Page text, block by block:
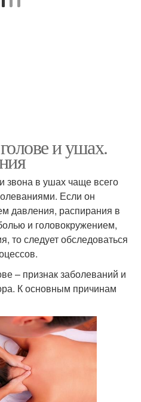
и ушах.
звона в ушах чаще всего
Если он
давления, распирания в
и головокружением,
то следует обследоваться
– признак заболеваний и
К основным причинам